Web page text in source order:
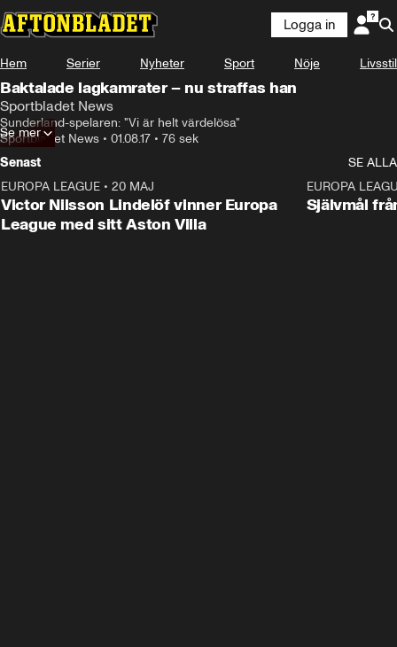
Logga in
Hem Serier Nyheter Sport Nöje Livsstil
Baktalade lagkamrater – nu straffas han
Sportbladet News
Sunderland-spelaren: "Vi är helt värdelösa"
Sportbladet News • 01.08.17 • 76 sek
Se mer
Senast
SE ALLA
EUROPA LEAGUE • 20 MAJ
Victor Nilsson Lindelöf vinner Europa
League med sitt Aston Villa
EUROPA
Självmål